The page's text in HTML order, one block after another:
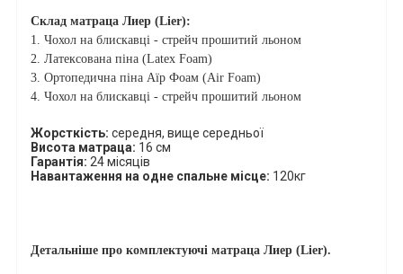
Склад матраца Лиер (Lier):
1. Чохол на блискавці - стрейч прошитий льоном
2. Латексована піна (Latex Foam)
3. Ортопедична піна Аїр Фоам (Air Foam)
4. Чохол на блискавці - стрейч прошитий льоном
Жорсткість: середня, вище середньої
Висота матраца: 16 см
Гарантія: 24місяців
Навантаження на одне спальне місце: 120кг
Детальніше про комплектуючі матраца Лиер (Lier).